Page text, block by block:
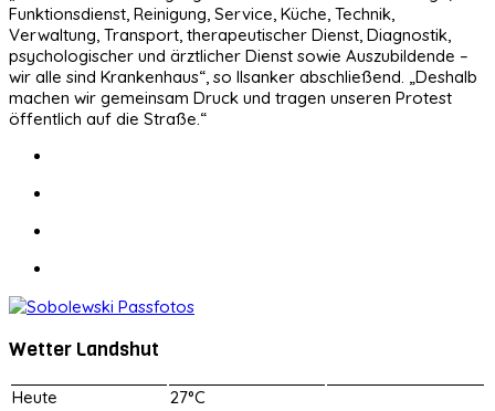
Funktionsdienst, Reinigung, Service, Küche, Technik,
Verwaltung, Transport, therapeutischer Dienst, Diagnostik,
psychologischer und ärztlicher Dienst sowie Auszubildende –
wir alle sind Krankenhaus“, so Ilsanker abschließend. „Deshalb
machen wir gemeinsam Druck und tragen unseren Protest
öffentlich auf die Straße.“
Wetter Landshut
Heute
27°C